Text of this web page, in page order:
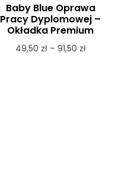
Baby Blue Oprawa
Pracy Dyplomowej –
Okładka Premium
49,50 zł – 91,50 złZakres